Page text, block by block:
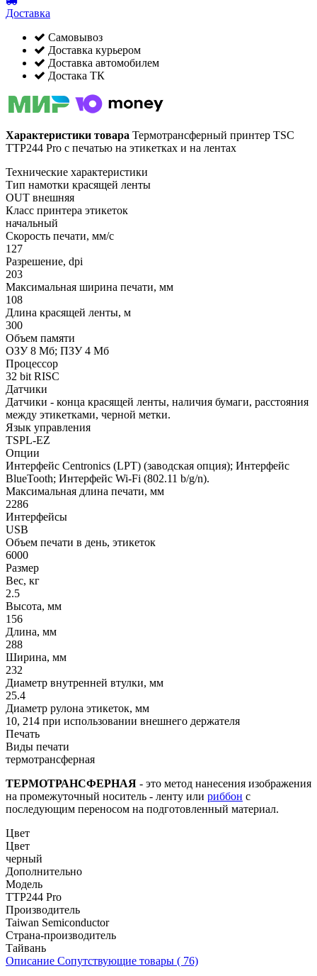
Доставка
Самовывоз
Доставка курьером
Доставка автомобилем
Достака ТК
Характеристики товара Термотрансферный принтер TSC
TTP244 Pro с печатью на этикетках и на лентах
Технические характеристики
Тип намотки красящей ленты
OUT внешняя
Класс принтера этикеток
начальный
Скорость печати, мм/с
127
Разрешение, dpi
203
Максимальная ширина печати, мм
108
Длина красящей ленты, м
300
Объем памяти
ОЗУ 8 Мб; ПЗУ 4 Мб
Процессор
32 bit RISC
Датчики
Датчики - конца красящей ленты, наличия бумаги, расстояния
между этикетками, черной метки.
Язык управления
TSPL-EZ
Опции
Интерфейс Centronics (LPT) (заводская опция); Интерфейс
BlueTooth; Интерфейс Wi-Fi (802.11 b/g/n).
Максимальная длина печати, мм
2286
Интерфейсы
USB
Объем печати в день, этикеток
6000
Размер
Вес, кг
2.5
Высота, мм
156
Длина, мм
288
Ширина, мм
232
Диаметр внутренней втулки, мм
25.4
Диаметр рулона этикеток, мм
10, 214 при использовании внешнего держателя
Печать
Виды печати
термотрансферная
ТЕРМОТРАНСФЕРНАЯ - это метод нанесения изображения
на промежуточный носитель - ленту или риббон с
последующим переносом на подготовленный материал.
Цвет
Цвет
черный
Дополнительно
Модель
TTP244 Pro
Производитель
Taiwan Semiconductor
Страна-производитель
Тайвань
Описание Сопутствующие товары ( 76)